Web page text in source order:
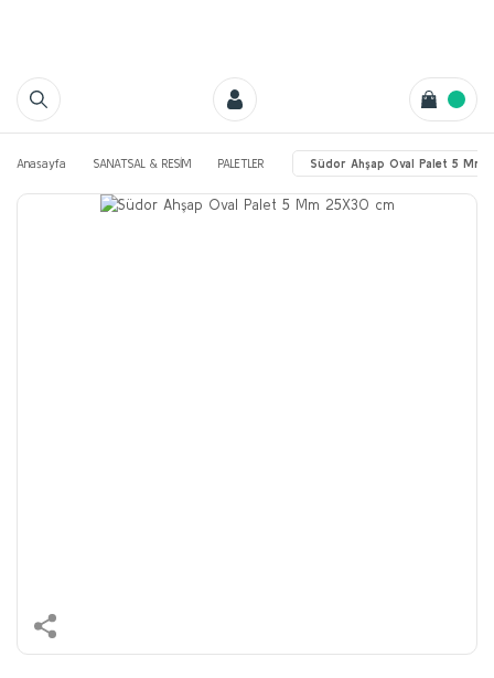
Anasayfa SANATSAL & RESİM PALETLER Südor Ahşap Oval Palet 5 Mm